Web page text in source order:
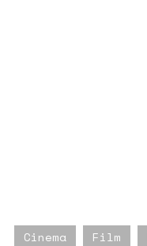
Cinema Film